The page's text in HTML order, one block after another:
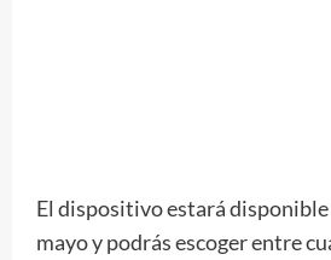
El dispositivo estará
mayo y podrás escoger entre